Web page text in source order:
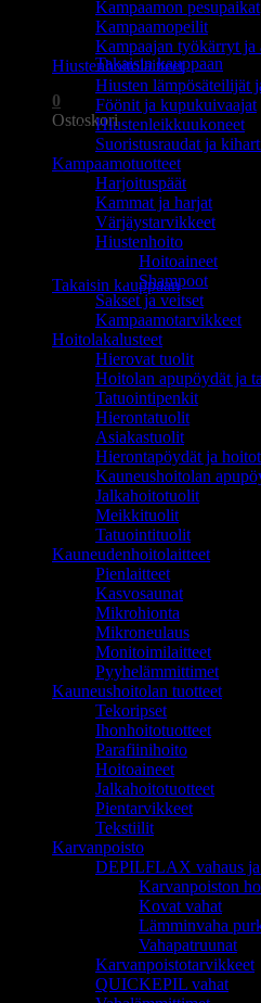
Ostoskori on tyhjä.
Takaisin kauppaan
0
Ostoskori
Ostoskori on tyhjä.
Takaisin kauppaan
Kampaamon pesupaikat
Kampaamopeilit
Kampaajan työkärryt ja
Hiustenhoitolaitteet
Hiusten lämpösäteilijät
Föönit ja kupukuivaajat
Hiustenleikkuukoneet
Suoristusraudat ja
Kampaamotuotteet
Harjoituspäät
Kammat ja harjat
Värjäystarvikkeet
Hiustenhoito
Hoitoaineet
Shampoot
Sakset ja veitset
Kampaamotarvikkeet
Hoitolakalusteet
Hierovat tuolit
Hoitolan apupöydät ja
Tatuointipenkit
Hierontatuolit
Asiakastuolit
Hierontapöydät ja
Kauneushoitolan
Jalkahoitotuolit
Meikkituolit
Tatuointituolit
Kauneudenhoitolaitteet
Pienlaitteet
Kasvosaunat
Mikrohionta
Mikroneulaus
Monitoimilaitteet
Pyyhelämmittimet
Kauneushoitolan tuotteet
Tekoripset
Ihonhoitotuotteet
Parafiinihoito
Hoitoaineet
Jalkahoitotuotteet
Pientarvikkeet
Tekstiilit
Karvanpoisto
DEPILFLAX vahaus ja
Karvanpoiston
Kovat vahat
Lämminvaha
Vahapatruunat
Karvanpoistotarvikkeet
QUICKEPIL vahat